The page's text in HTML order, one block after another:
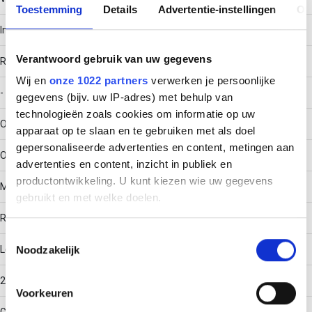
Toestemming Details Advertentie-instellingen
Verantwoord gebruik van uw gegevens
Wij en onze 1022 partners verwerken je persoonlijke
gegevens (bijv. uw IP-adres) met behulp van
technologieën zoals cookies om informatie op uw
apparaat op te slaan en te gebruiken met als doel
gepersonaliseerde advertenties en content, metingen aan
advertenties en content, inzicht in publiek en
productontwikkeling. U kunt kiezen wie uw gegevens
gebruikt en met welke doelen.
Informatie verzamelen over uw geografische locatie,
Uw apparaat identificeren door het actief te scannen
op specifieke eigenschappen (fingerprinting)
Noodzakelijk
Voorkeuren
Inklikbaar
RAL-nummer
-
Oppervlaktebescherming
Overig
Materiaalkwaliteit
Roest- en zuurbestendig staal
Lengte
250